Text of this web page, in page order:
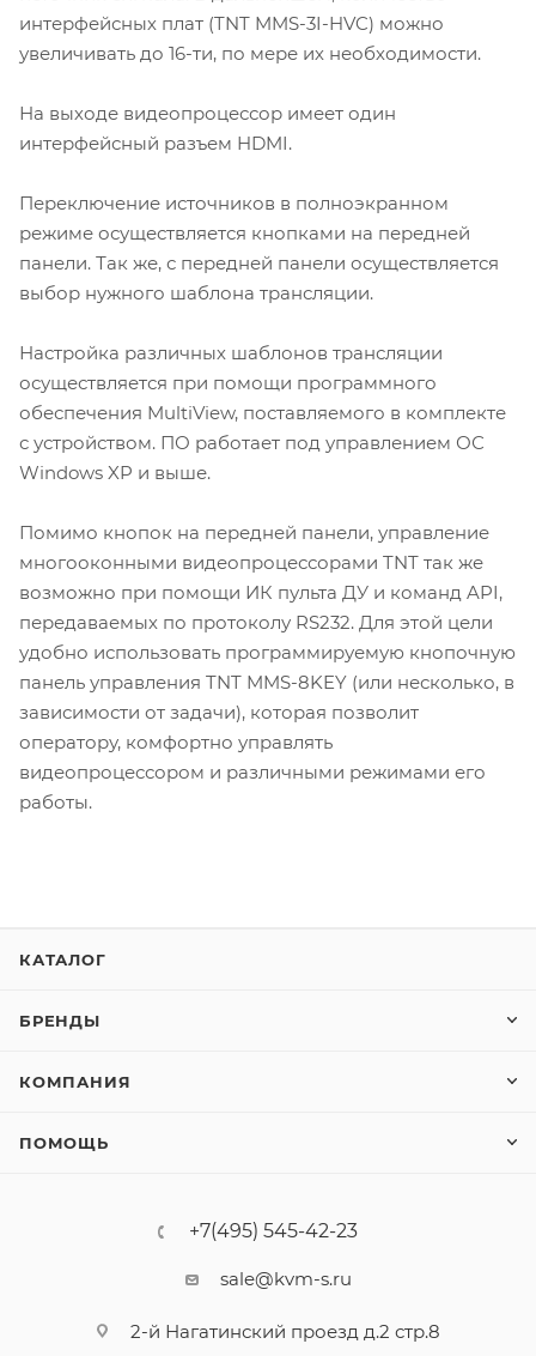
интерфейсных плат (TNT MMS-3I-HVC) можно
увеличивать до 16-ти, по мере их необходимости.
На выходе видеопроцессор имеет один
интерфейсный разъем HDMI.
Переключение источников в полноэкранном
режиме осуществляется кнопками на передней
панели. Так же, с передней панели осуществляется
выбор нужного шаблона трансляции.
Настройка различных шаблонов трансляции
осуществляется при помощи программного
обеспечения MultiView, поставляемого в комплекте
с устройством. ПО работает под управлением ОС
Windows XP и выше.
Помимо кнопок на передней панели, управление
многооконными видеопроцессорами TNT так же
возможно при помощи ИК пульта ДУ и команд API,
передаваемых по протоколу RS232. Для этой цели
удобно использовать программируемую кнопочную
панель управления TNT MMS-8KEY (или несколько, в
зависимости от задачи), которая позволит
оператору, комфортно управлять
видеопроцессором и различными режимами его
работы.
КАТАЛОГ
БРЕНДЫ
КОМПАНИЯ
ПОМОЩЬ
+7(495) 545-42-23
sale@kvm-s.ru
2-й Нагатинский проезд д.2 стр.8